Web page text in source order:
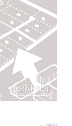
Bekijk blog